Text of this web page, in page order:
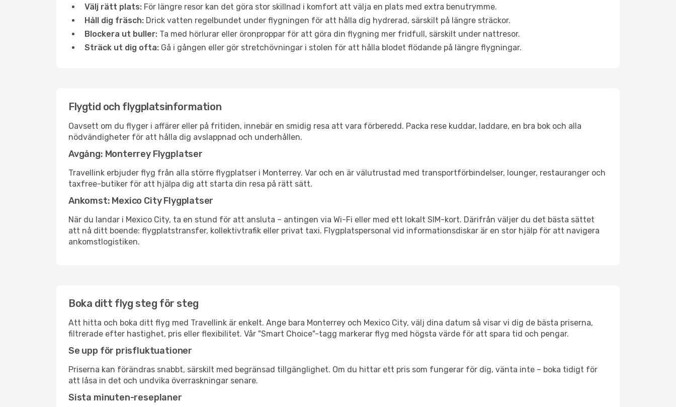
Välj rätt plats: För längre resor kan det göra stor skillnad i komfort att välja en plats med extra benutrymme.
Håll dig fräsch: Drick vatten regelbundet under flygningen för att hålla dig hydrerad, särskilt på längre sträckor.
Blockera ut buller: Ta med hörlurar eller öronproppar för att göra din flygning mer fridfull, särskilt under nattresor.
Sträck ut dig ofta: Gå i gången eller gör stretchövningar i stolen för att hålla blodet flödande på längre flygningar.
Flygtid och flygplatsinformation
Oavsett om du flyger i affärer eller på fritiden, innebär en smidig resa att vara förberedd. Packa rese kuddar, laddare, en bra bok och alla
nödvändigheter för att hålla dig avslappnad och underhållen.
Avgång: Monterrey Flygplatser
Travellink erbjuder flyg från alla större flygplatser i Monterrey. Var och en är välutrustad med transportförbindelser, lounger, restauranger och
taxfree-butiker för att hjälpa dig att starta din resa på rätt sätt.
Ankomst: Mexico City Flygplatser
När du landar i Mexico City, ta en stund för att ansluta – antingen via Wi-Fi eller med ett lokalt SIM-kort. Därifrån väljer du det bästa sättet
att nå ditt boende: flygplatstransfer, kollektivtrafik eller privat taxi. Flygplatspersonal vid informationsdiskar är en stor hjälp för att navigera
ankomstlogistiken.
Boka ditt flyg steg för steg
Att hitta och boka ditt flyg med Travellink är enkelt. Ange bara Monterrey och Mexico City, välj dina datum så visar vi dig de bästa priserna,
filtrerade efter hastighet, pris eller flexibilitet. Vår "Smart Choice"-tagg markerar flyg med högsta värde för att spara tid och pengar.
Se upp för prisfluktuationer
Priserna kan förändras snabbt, särskilt med begränsad tillgänglighet. Om du hittar ett pris som fungerar för dig, vänta inte – boka tidigt för
att låsa in det och undvika överraskningar senare.
Sista minuten-reseplaner